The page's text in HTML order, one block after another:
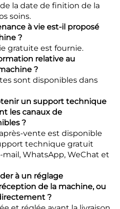
la date de finition de la
soins.
à vie est-il proposé
?
gratuite est fournie.
relative au
?
sont disponibles dans
un support technique
les canaux de
?
vente est disponible
technique gratuit
WhatsApp, WeChat et
à un réglage
de la machine, ou
?